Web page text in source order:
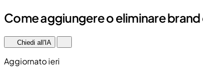
Come aggiungere o eliminare
Chiedi all'IA
Aggiornato ieri